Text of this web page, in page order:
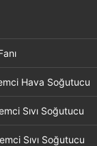
Hava Soğutucu
Sıvı Soğutucu
Sıvı Soğutucu